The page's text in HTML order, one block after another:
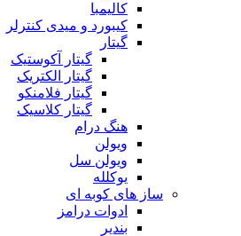
کالیمبا
کیبورد و میدی کنترلر
گیتار
گیتار آکوستیک
گیتار الکتریک
گیتار فلامنکو
گیتار کلاسیک
هنگ درام
ویولن
ویولن سل
یوکلله
ساز های کوبه ای
ادوات درامز
بندیر